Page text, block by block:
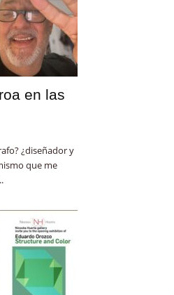
en las
¿diseñador y
que me